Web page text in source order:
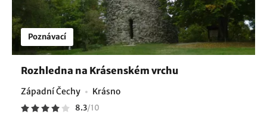
Poznávací
Rozhledna na Krásenském vrchu
Západní Čechy Krásno
8.3/10